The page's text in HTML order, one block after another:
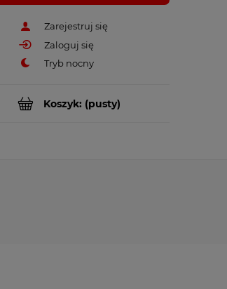
Zarejestruj się
Zaloguj się
Koszyk: (pusty)